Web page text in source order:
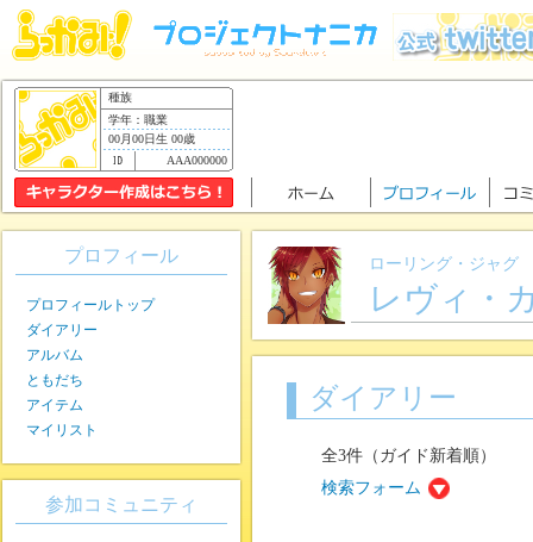
種族
学年：職業
00月00日生 00歳
AAA000000
ローリング・ジャグ
レヴィ・
ダイアリー
全3件（ガイド新着順）
検索フォーム
プロフィール
プロフィールトップ
ダイアリー
アルバム
ともだち
アイテム
マイリスト
参加コミュニティ